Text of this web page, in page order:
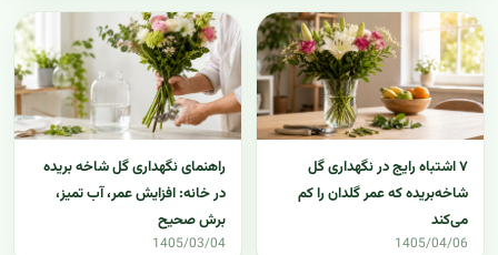
۷ اشتباه رایج در نگهداری گل
شاخه‌بریده که عمر گلدان را کم
می‌کند
1405/04/06
راهنمای نگهداری گل شاخه بریده
در خانه: افزایش عمر، آب تمیز،
برش صحیح
1405/03/04